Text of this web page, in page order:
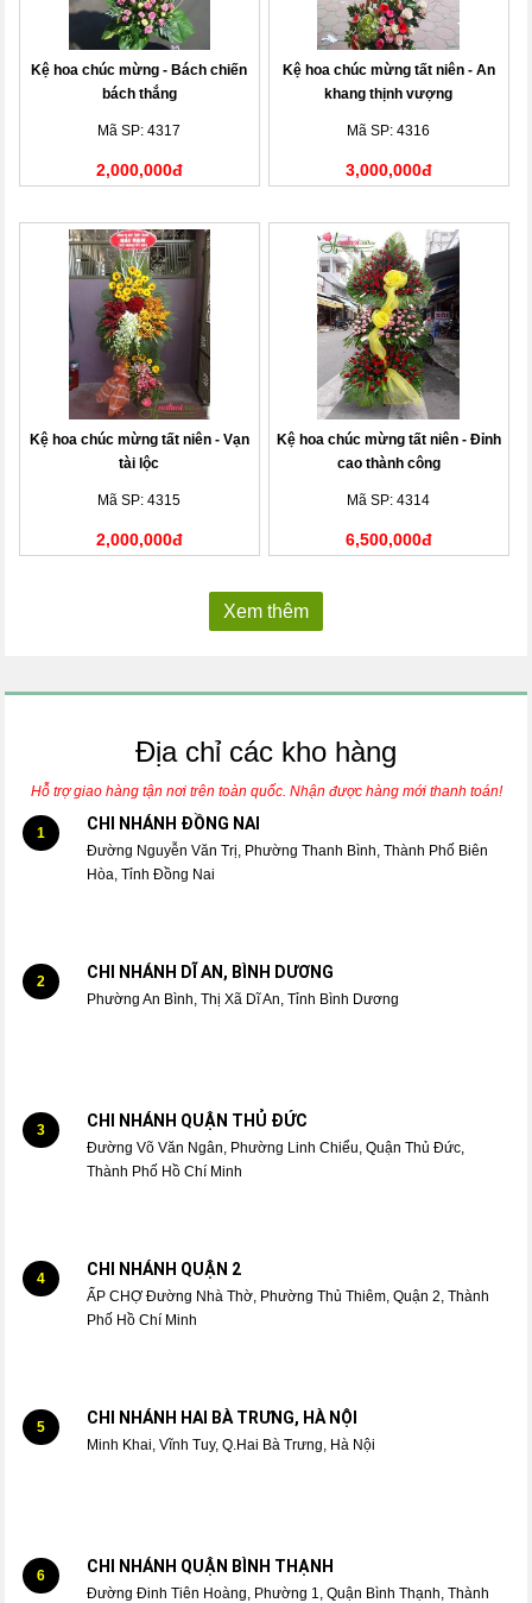
Kệ hoa chúc mừng - Bách chiến
bách thắng
Mã SP: 4317
2,000,000đ
Kệ hoa chúc mừng tất niên - An
khang thịnh vượng
Mã SP: 4316
3,000,000đ
Kệ hoa chúc mừng tất niên - Vạn
tài lộc
Mã SP: 4315
2,000,000đ
Kệ hoa chúc mừng tất niên - Đỉnh
cao thành công
Mã SP: 4314
6,500,000đ
Xem thêm
Địa chỉ các kho hàng
Hỗ trợ giao hàng tận nơi trên toàn quốc. Nhận được hàng mới thanh toán!
1 CHI NHÁNH ĐỒNG NAI
Đường Nguyễn Văn Trị, Phường Thanh Bình, Thành Phố Biên
Hòa, Tỉnh Đồng Nai
2 CHI NHÁNH DĨ AN, BÌNH DƯƠNG
Phường An Bình, Thị Xã Dĩ An, Tỉnh Bình Dương
3 CHI NHÁNH QUẬN THỦ ĐỨC
Đường Võ Văn Ngân, Phường Linh Chiểu, Quận Thủ Đức,
Thành Phố Hồ Chí Minh
4 CHI NHÁNH QUẬN 2
ẤP CHỢ Đường Nhà Thờ, Phường Thủ Thiêm, Quận 2, Thành
Phố Hồ Chí Minh
5 CHI NHÁNH HAI BÀ TRƯNG, HÀ NỘI
Minh Khai, Vĩnh Tuy, Q.Hai Bà Trưng, Hà Nội
6 CHI NHÁNH QUẬN BÌNH THẠNH
Đường Đinh Tiên Hoàng, Phường 1, Quận Bình Thạnh, Thành